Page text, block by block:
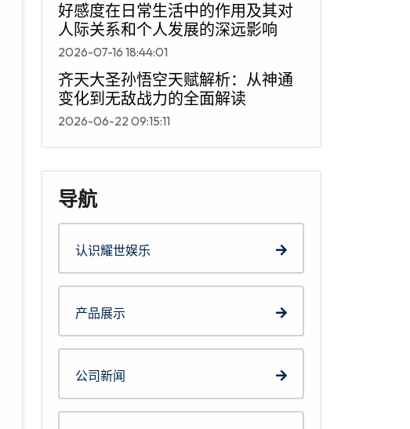
好感度在日常生活中的作用及其对
人际关系和个人发展的深远影响
2026-07-16 18:44:01
齐天大圣孙悟空天赋解析：从神通
变化到无敌战力的全面解读
2026-06-22 09:15:11
导航
认识耀世娱乐
产品展示
公司新闻